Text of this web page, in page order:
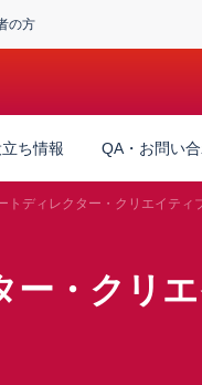
の方
ち情報 QA・お問い
トディレクター・クリエイティ
ー・クリ